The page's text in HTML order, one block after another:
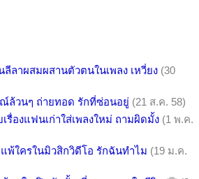
ลาผสมผสานตัวตนในเพลง เหวี่ยง (30
ล้วนๆ ถ่ายทอด รักที่ซ่อนอยู่ (21 ส.ค. 58)
องแฟนเก่าใส่เพลงใหม่ ถามผิดมั้ง (1 พ.ค.
พ้ใครในมิวสิกวิดีโอ รักฉันทำไม (19 ม.ค.